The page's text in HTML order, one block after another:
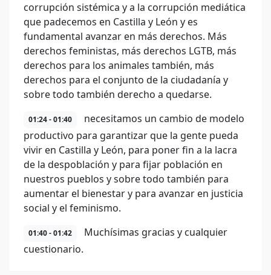
corrupción sistémica y a la corrupción mediática
que padecemos en Castilla y León y es
fundamental avanzar en más derechos. Más
derechos feministas, más derechos LGTB, más
derechos para los animales también, más
derechos para el conjunto de la ciudadanía y
sobre todo también derecho a quedarse.
01:24 - 01:40
necesitamos un cambio de modelo
productivo para garantizar que la gente pueda
vivir en Castilla y León, para poner fin a la lacra
de la despoblación y para fijar población en
nuestros pueblos y sobre todo también para
aumentar el bienestar y para avanzar en justicia
social y el feminismo.
01:40 - 01:42
Muchísimas gracias y cualquier
cuestionario.